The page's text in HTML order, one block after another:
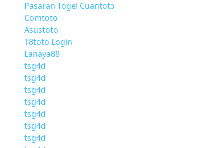
Pasaran Togel Cuantoto
Comtoto
Asustoto
18toto Login
Lanaya88
tsg4d
tsg4d
tsg4d
tsg4d
tsg4d
tsg4d
tsg4d